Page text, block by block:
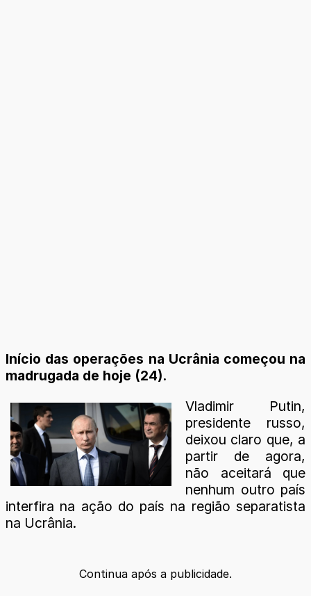
Início das operações na Ucrânia começou na
madrugada de hoje (24).
Vladimir Putin,
presidente russo,
deixou claro que, a
partir de agora,
não aceitará que
nenhum outro país
interfira na ação do país na região separatista
na Ucrânia.
Continua após a publicidade.